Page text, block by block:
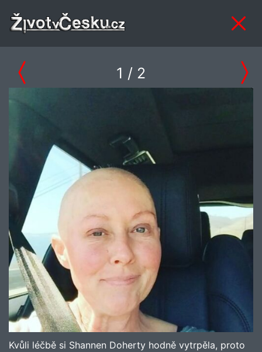
1 / 2
Kvůli léčbě si Shannen Doherty hodně vytrpěla, proto